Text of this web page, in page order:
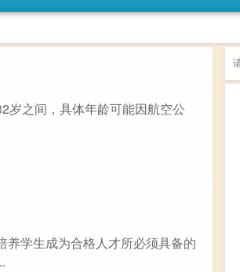
岁之间，具体年龄可能因航空公
学生成为合格人才所必须具备的